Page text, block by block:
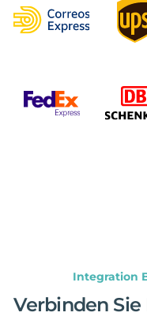
Integration
Verbinden